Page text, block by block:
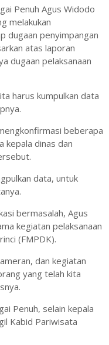
Penuh Agus Widodo
melakukan
dugaan penyimpangan
atas laporan
dugaan pelaksanaan
harus kumpulkan data
beberapa
kepala dinas dan
data, untuk
bermasalah, Agus
kegiatan pelaksanaan
(FMPDK).
dan kegiatan
yang telah kita
Penuh, selain kepala
Kabid Pariwisata